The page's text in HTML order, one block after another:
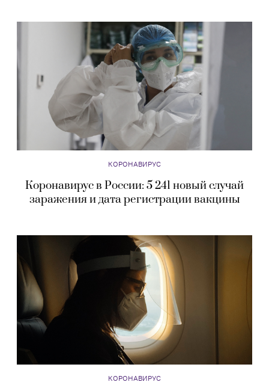
КОРОНАВИРУС
Коронавирус в России: 5 241 новый случай
заражения и дата регистрации вакцины
КОРОНАВИРУС